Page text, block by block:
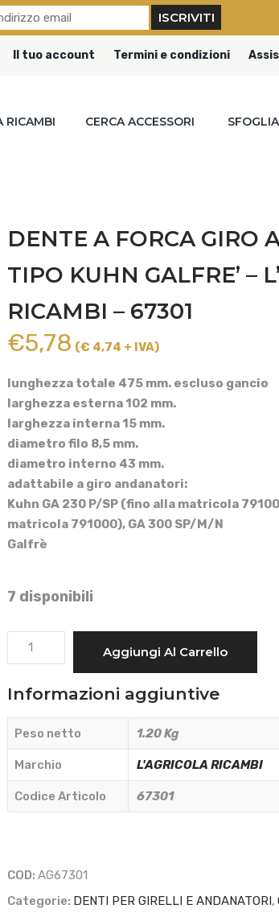
Il tuo account Termini e condizioni
RICAMBI CERCA ACCESSORI
DENTE A FORCA GIRO
TIPO KUHN GALFRE’ –
RICAMBI – 67301
€5,78 (€ 4,74 + IVA)
lunghezza totale 475 mm. escluso gancio
larghezza esterna 102 mm.
larghezza interna 15 mm.
diametro filo 8,5 mm.
diametro interno 43 mm.
adattabile a giro andanatori:
Kuhn GA 230 P/SP (fino alla matricola
matricola 791000), GA 300 SP/M/N
Galfrè
7 disponibili
DENTE
A
GIRO
ANDANATORE
TIPO
KUHN
GALFRE'
67301
quantità
Aggiungi Al Carrello
Informazioni aggiuntive
Peso netto 1.20 Kg
Marchio L'AGRICOLA RICAMBI
Codice Articolo 67301
COD: AG67301
Categorie: DENTI PER GIRELLI E ANDANATORI,